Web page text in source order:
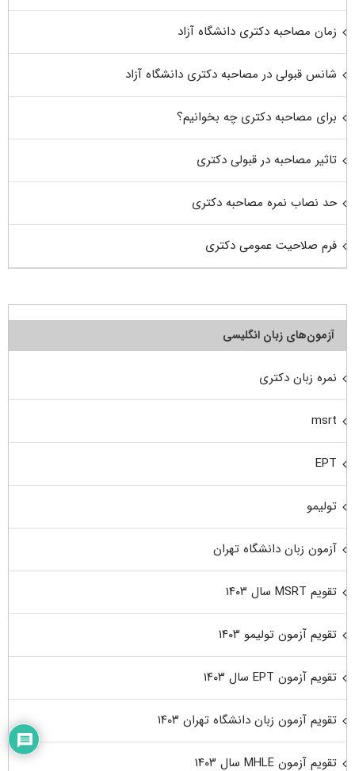
زمان مصاحبه دکتری دانشگاه آزاد
شانس قبولی در مصاحبه دکتری دانشگاه آزاد
برای مصاحبه دکتری چه بخوانیم؟
تاثیر مصاحبه در قبولی دکتری
حد نصاب نمره مصاحبه دکتری
فرم صلاحیت عمومی دکتری
آزمون‌های زبان انگلیسی
نمره زبان دکتری
msrt
EPT
تولیمو
آزمون زبان دانشگاه تهران
تقویم MSRT سال ۱۴۰۳
تقویم آزمون تولیمو ۱۴۰۳
تقویم آزمون EPT سال ۱۴۰۳
تقویم آزمون زبان دانشگاه تهران ۱۴۰۳
تقویم آزمون MHLE سال ۱۴۰۳